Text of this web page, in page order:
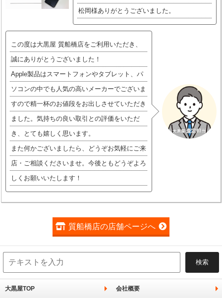
松岡様ありがとうございました。
この度は大黒屋 質船橋店をご利用いただき、
誠にありがとうございました！
Apple製品はスマートフォンやタブレット、パ
ソコンの中でも人気の高いメーカーでございま
すので精一杯のお値段をお出しさせていただき
ました。気持ちの良い取引との評価をいただ
き、とても嬉しく思います。
また何かございましたら、どうぞお気軽にご来
店・ご相談くださいませ。今後ともどうぞよろ
しくお願いいたします！
質船橋店の店舗ページへ
大黒屋TOP 会社概要